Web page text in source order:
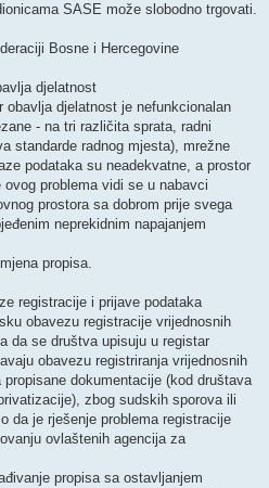
SASE može slobodno trgovati.
Bosne i Hercegovine
djelatnost
obavlja djelatnost je nefunkcionalan
- na tri različita sprata, radni
standarde radnog mjesta), mrežne
podataka su neadekvatne, a prostor
problema vidi se u nabavci
prostora sa dobrom prije svega
neprekidnim napajanjem
propisa.
registracije i prijave podataka
obavezu registracije vrijednosnih
da se društva upisuju u registar
obavezu registriranja vrijednosnih
dokumentacije (kod društava
zbog sudskih sporova ili
da je rješenje problema registracije
ovlaštenih agencija za
propisa sa ostavljanjem